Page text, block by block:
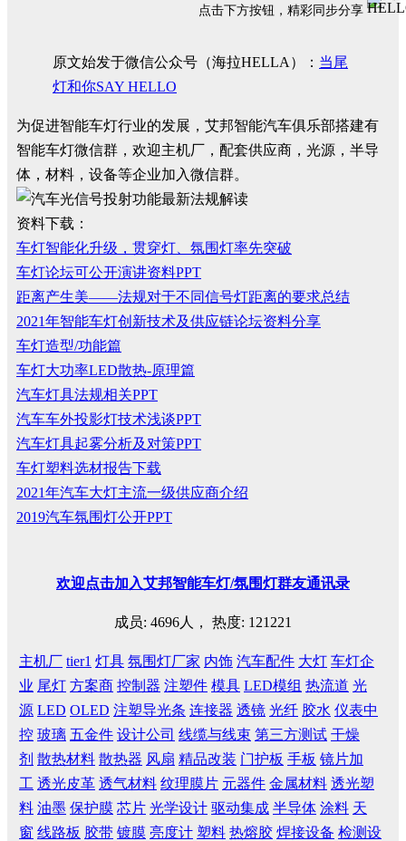
点击下方按钮，精彩同步分享
原文始发于微信公众号（海拉HELLA）： 当尾
灯和你SAY HELLO
为促进智能车灯行业的发展，艾邦智能汽车俱乐部搭建有
智能车灯微信群，欢迎主机厂，配套供应商，光源，半导
体，材料，设备等企业加入微信群。
资料下载：
车灯智能化升级，贯穿灯、氛围灯率先突破
车灯论坛可公开演讲资料PPT
距离产生美——法规对于不同信号灯距离的要求总结
2021年智能车灯创新技术及供应链论坛资料分享
车灯造型/功能篇
车灯大功率LED散热-原理篇
汽车灯具法规相关PPT
汽车车外投影灯技术浅谈PPT
汽车灯具起雾分析及对策PPT
车灯塑料选材报告下载
2021年汽车大灯主流一级供应商介绍
2019汽车氛围灯公开PPT
欢迎点击加入艾邦智能车灯/氛围灯群友通讯录
成员: 4696人， 热度: 121221
主机厂 tier1 灯具 氛围灯厂家 内饰 汽车配件 大灯 车灯企
业 尾灯 方案商 控制器 注塑件 模具 LED模组 热流道 光
源 LED OLED 注塑导光条 连接器 透镜 光纤 胶水 仪表中
控 玻璃 五金件 设计公司 线缆与线束 第三方测试 干燥
剂 散热材料 散热器 风扇 精品改装 门护板 手板 镜片加
工 透光皮革 透气材料 纹理膜片 元器件 金属材料 透光塑
料 油墨 保护膜 芯片 光学设计 驱动集成 半导体 涂料 天
窗 线路板 胶带 镀膜 亮度计 塑料 热熔胶 焊接设备 检测设